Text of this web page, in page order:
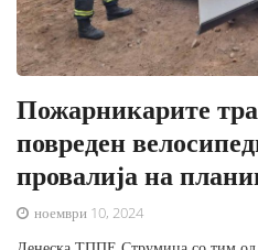
Пожарникарите
повреден
провалија на
ноември 10, 2024